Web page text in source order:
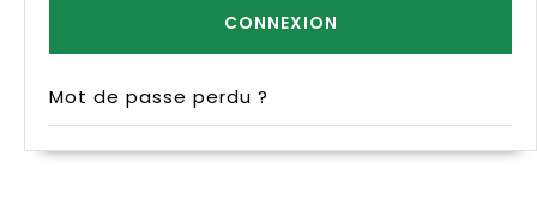
Mot de passe perdu ?